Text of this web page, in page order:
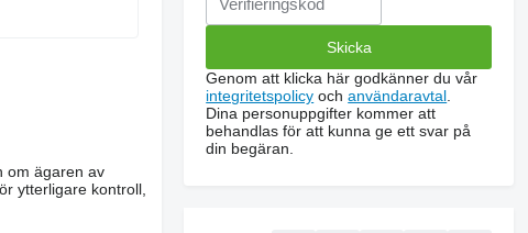
om ägaren av
ytterligare kontroll,
Genom att klicka här godkänner du vår
integritetspolicy ochanvändaravtal
Dina personuppgifter kommer att
behandlas för att kunna ge ett svar på
din begäran.